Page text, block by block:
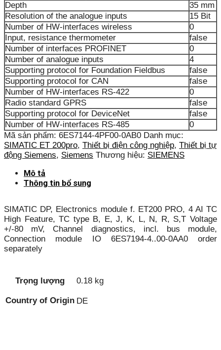
Depth
35 mm
Resolution of the analogue inputs
15 Bit
Number of HW-interfaces wireless
0
Input, resistance thermometer
false
Number of interfaces PROFINET
0
Number of analogue inputs
4
Supporting protocol for Foundation Fieldbus
false
Supporting protocol for CAN
false
Number of HW-interfaces RS-422
0
Radio standard GPRS
false
Supporting protocol for DeviceNet
false
Number of HW-interfaces RS-485
0
Mã sản phẩm: 6ES7144-4PF00-0AB0 Danh mục:
SIMATIC ET 200pro, Thiết bị điện công nghiệp, Thiết bị tự
động Siemens, Siemens Thương hiệu: SIEMENS
Mô tả
Thông tin bổ sung
SIMATIC DP, Electronics module f. ET200 PRO, 4 AI TC
High Feature, TC type B, E, J, K, L, N, R, S,T Voltage
+/-80 mV, Channel diagnostics, incl. bus module,
Connection module IO 6ES7194-4..00-0AA0 order
separately
Trọng lượng 0.18 kg
Country of Origin DE